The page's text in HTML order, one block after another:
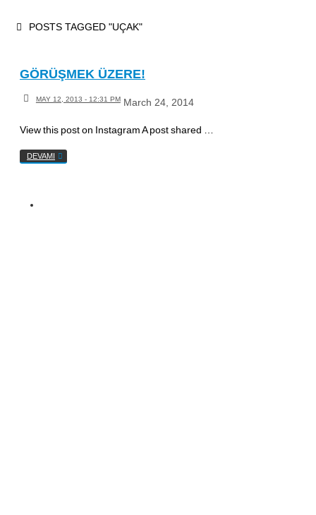
HOMEPOSTS TAGGED "UÇAK"
GÖRÜŞMEK ÜZERE!
MAY 12, 2013 - 12:31 PM March 24, 2014
View this post on Instagram A post shared …
DEVAMI